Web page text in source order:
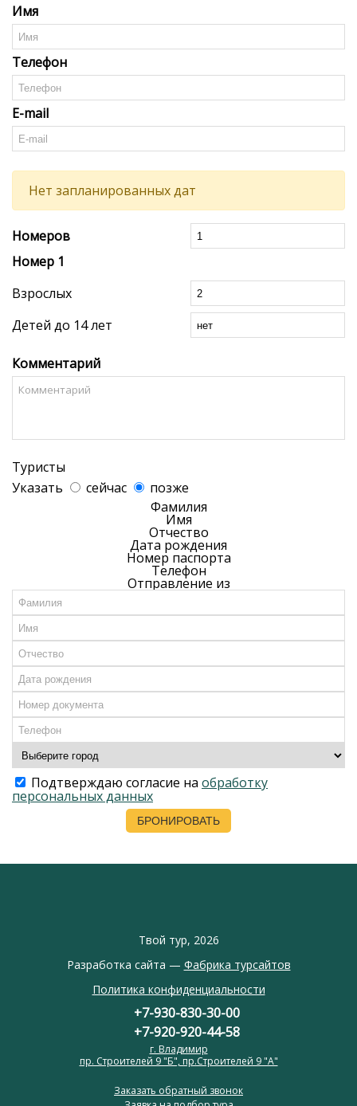
Имя
Телефон
E-mail
Нет запланированных дат
Номеров
Номер 1
Взрослых
Детей до 14 лет
Комментарий
Туристы
Указать
сейчас
позже
Фамилия
Имя
Отчество
Дата рождения
Номер паспорта
Телефон
Отправление из
Подтверждаю согласие на обработку
персональных данных
Твой тур, 2026
Разработка сайта — Фабрика турсайтов
Политика конфиденциальности
+7-930-830-30-00
+7-920-920-44-58
г. Владимир
пр. Строителей 9 "Б", пр.Строителей 9 "А"
Заказать обратный звонок